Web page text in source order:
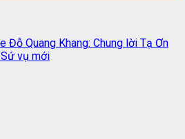
Đỗ Quang Khang: Chung lời Tạ Ơn
vụ mới